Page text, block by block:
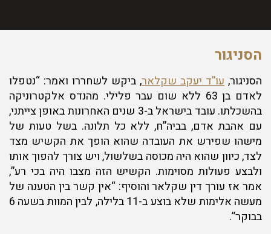
הסניגור
הסניגור, עו”ד יעקב שקלאר, ביקש לשחררו ואמר: “נטפלו
לאדם בן 63 ללא שום עבר פלילי. מהנדס אלקטרוניקה
בהשכלתו. עובד בישראל ב-3 שנים האחרונות באופן צייתני,
עם אהבת אדם, בביה”ח, ללא כל תלונה. בשל טעות של
מישהו שפירש את העובדה שהוא הופך את הקשיש מצד
לצד, כיוון שהוא היה מכוסה בשלשול, ויש צורך להפוך אותו
ולבצע פעולות מסוימות. הקשיש הזה מצבו היה בכי רע”,
אמר אז עורך דין שקלאר והוסיף: “אין קשר בין הטענה של
מעשה אלימות שלא בוצע ב-11 בלילה, לבין המוות בשעה 6
בבוקר”.